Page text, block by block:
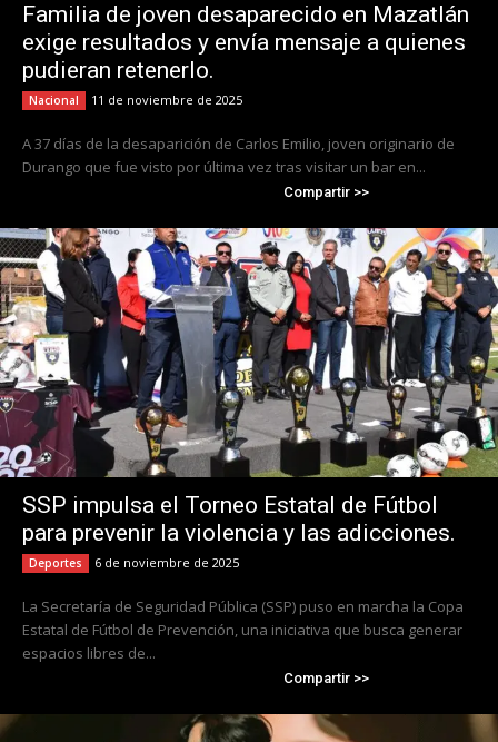
Familia de joven desaparecido en Mazatlán
exige resultados y envía mensaje a quienes
pudieran retenerlo.
Nacional 11 de noviembre de 2025
A 37 días de la desaparición de Carlos Emilio, joven originario de
Durango que fue visto por última vez tras visitar un bar en...
Compartir >>
SSP impulsa el Torneo Estatal de Fútbol
para prevenir la violencia y las adicciones.
Deportes 6 de noviembre de 2025
La Secretaría de Seguridad Pública (SSP) puso en marcha la Copa
Estatal de Fútbol de Prevención, una iniciativa que busca generar
espacios libres de...
Compartir >>